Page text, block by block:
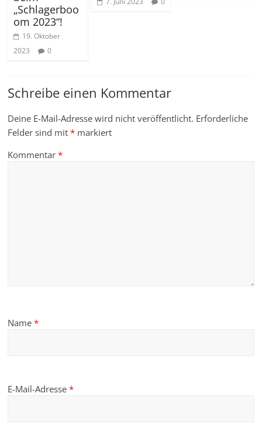
„Schlagerboo
om 2023“!
19. Oktober
2023
0
Schreibe einen Kommentar
Deine E-Mail-Adresse wird nicht veröffentlicht. Erforderliche
Felder sind mit* markiert
Kommentar*
Name*
E-Mail-Adresse*